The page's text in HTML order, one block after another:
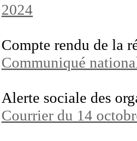
2024
Compte rendu de la
Communiqué
Alerte sociale des
Courrier du 14